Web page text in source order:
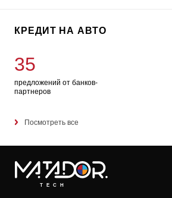
КРЕДИТ НА АВТО
35
предложений от банков-
партнеров
Посмотреть все
TECH